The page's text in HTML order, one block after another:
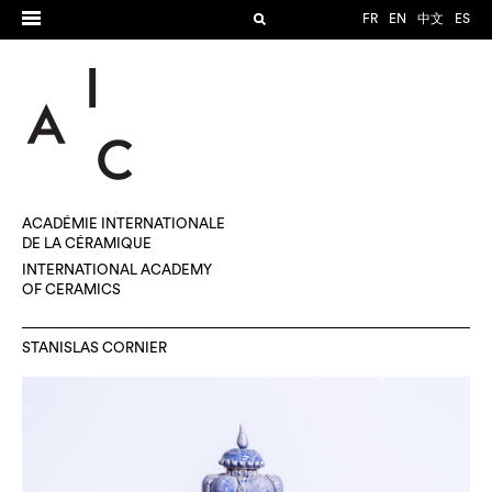
FR EN 中文 ES
ACADÉMIE INTERNATIONALE
DE LA CÉRAMIQUE
INTERNATIONAL ACADEMY
OF CERAMICS
STANISLAS CORNIER